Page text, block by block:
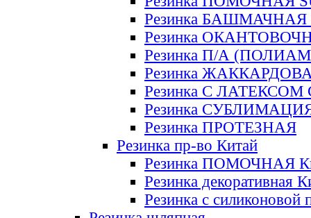
Резинка БАШМАЧНАЯ
Резинка
Резинка П/А
Резинка
Резинка С ЛАТЕКСОМ
Резинка
Резинка ПРОТЕЗНАЯ
Резинка пр-во Китай
Резинка ПОМОЧНАЯ
Резинка декоративная
Резинка с силиконовой